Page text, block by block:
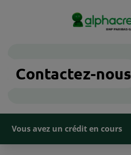
Contactez-nous
Vous avez un crédit en cours